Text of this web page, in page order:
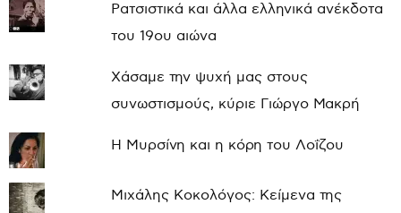
Ρατσιστικά και άλλα ελληνικά ανέκδοτα
του 19ου αιώνα
Χάσαμε την ψυχή μας στους
συνωστισμούς, κύριε Γιώργο Μακρή
Η Μυρσίνη και η κόρη του Λοΐζου
Μιχάλης Κοκολόγος: Κείμενα της